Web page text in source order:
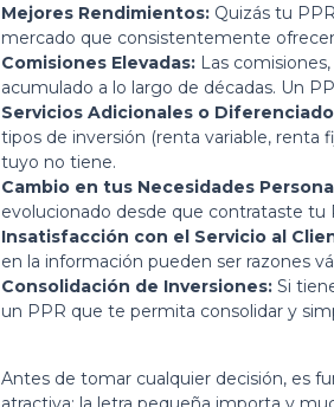
Mejores Rendimientos: Quizás tu
mercado que consistentemente
Comisiones Elevadas: Las
acumulado a lo largo de décadas. Un
Servicios Adicionales o
tipos de inversión (renta variable, renta
tuyo no tiene.
Cambio en tus Necesidades
evolucionado desde que contrataste tu
Insatisfacción con el Servicio al
en la información pueden ser razones
Consolidación de Inversiones: Si
un PPR que te permita consolidar y
Antes de tomar cualquier decisión, es